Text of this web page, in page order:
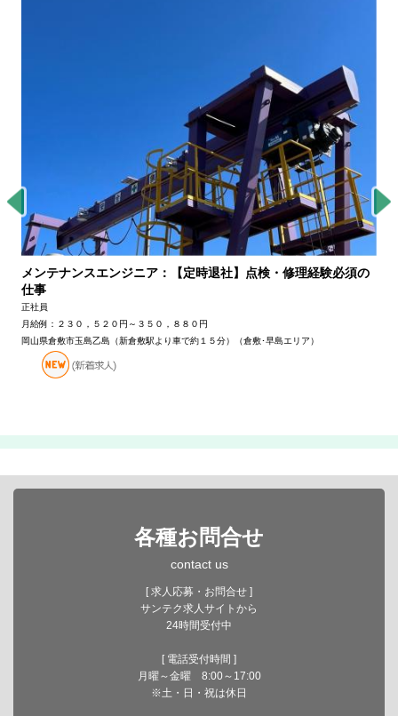
メンテナンスエンジニア：【定時退社】点検・修理経験必須の
仕事
正社員
月給例：２３０，５２０円～３５０，８８０円
岡山県倉敷市玉島乙島（新倉敷駅より車で約１５分）（倉敷･早島エリア）
各種お問合せ
contact us
[ 求人応募・お問合せ ]
サンテク求人サイトから
24時間受付中
[ 電話受付時間 ]
月曜～金曜 8:00～17:00
※土・日・祝は休日